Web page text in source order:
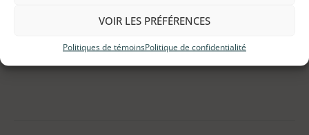
VOIR LES PRÉFÉRENCES
Politiques de témoinsPolitique de confidentialité
ACHETER DES INGRÉDIENTS